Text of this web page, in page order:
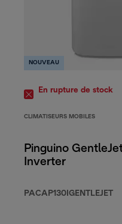
NOUVEAU
En rupture de stock
CLIMATISEURS MOBILES
Pinguino
Inverter
PACAP130IGENTLEJET